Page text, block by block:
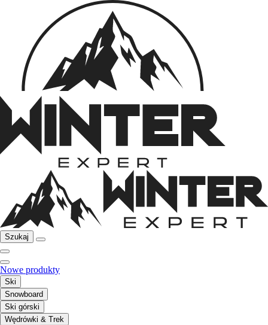
Szukaj
Nowe produkty
Ski
Snowboard
Ski górski
Wędrówki & Trek